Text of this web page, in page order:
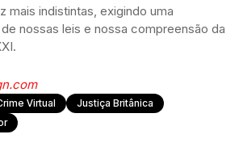
mais indistintas, exigindo uma
nossas leis e nossa compreensão da
Virtual
Justiça Britânica